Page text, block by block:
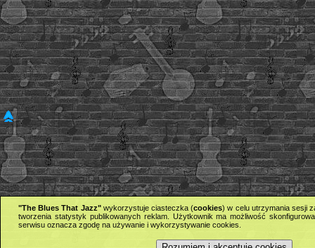
"The Blues That Jazz"wykorzystuje ciasteczka (cookies) w celu utrzymania sesji
tworzenia statystyk publikowanych reklam. Użytkownik ma możliwość
serwisu oznacza zgodę na używanie i wykorzystywanie cookies.